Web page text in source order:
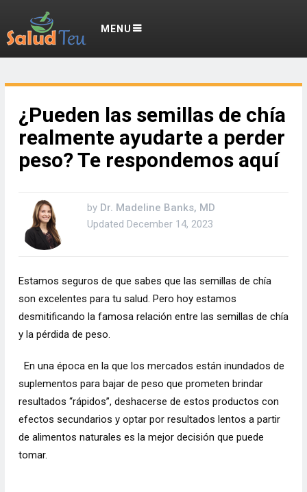
MENU
¿Pueden las semillas de chía
realmente ayudarte a perder
peso? Te respondemos aquí
by Dr. Madeline Banks, MD
Updated December 14, 2023
Estamos seguros de que sabes que las semillas de chía
son excelentes para tu salud. Pero hoy estamos
desmitificando la famosa relación entre las semillas de chía
y la pérdida de peso.
En una época en la que los mercados están inundados de
suplementos para bajar de peso que prometen brindar
resultados “rápidos”, deshacerse de estos productos con
efectos secundarios y optar por resultados lentos a partir
de alimentos naturales es la mejor decisión que puede
tomar.